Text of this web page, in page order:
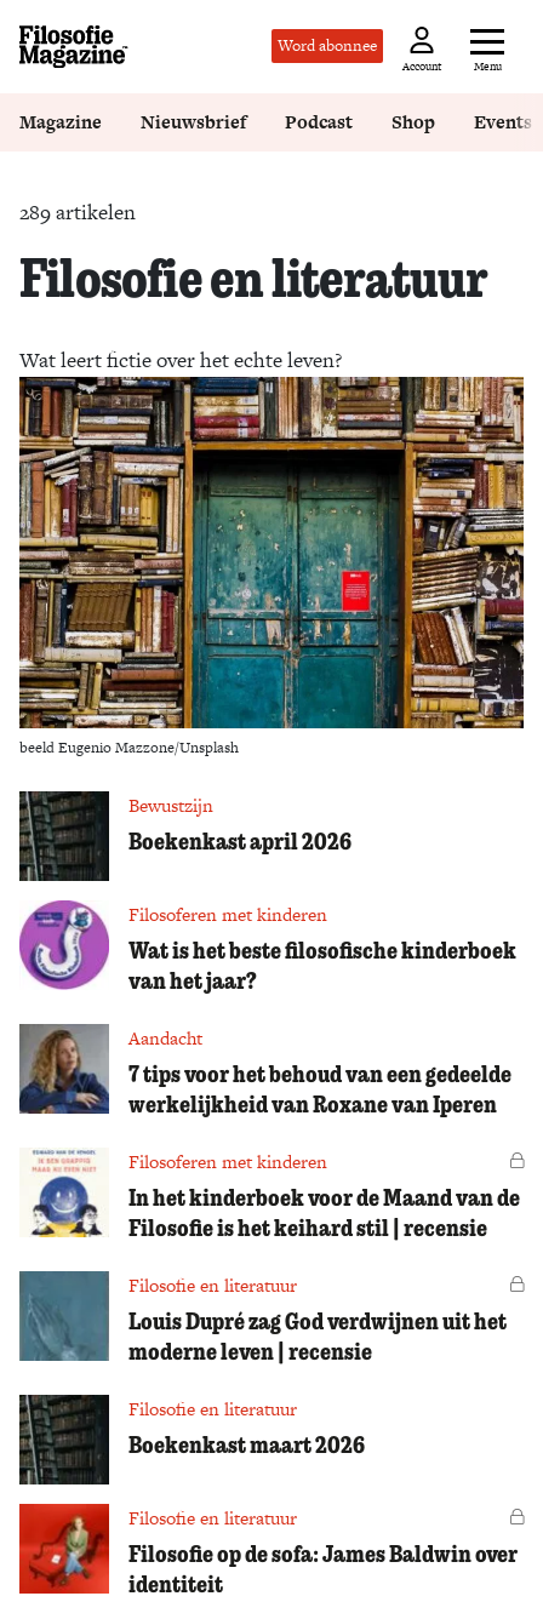
Word abonnee
Account Menu
Zoek
Magazine Nieuwsbrief Podcast Shop Events
289 artikelen
Filosofie en literatuur
Wat leert fictie over het echte leven?
beeld Eugenio Mazzone/Unsplash
Bewustzijn
Boekenkast april 2026
Filosoferen met kinderen
Wat is het beste filosofische kinderboek
van het jaar?
Aandacht
7 tips voor het behoud van een gedeelde
werkelijkheid van Roxane van Iperen
Filosoferen met kinderen
In het kinderboek voor de Maand van de
Filosofie is het keihard stil | recensie
Filosofie en literatuur
Louis Dupré zag God verdwijnen uit het
moderne leven | recensie
Filosofie en literatuur
Boekenkast maart 2026
Filosofie en literatuur
Filosofie op de sofa: James Baldwin over
identiteit